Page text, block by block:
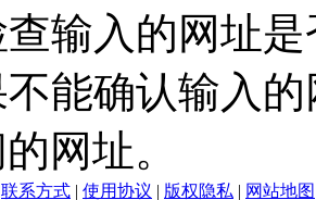
输入的网址
能确认输入
网址。
联系方式 | 使用协议 | 版权隐私 | 网站地图